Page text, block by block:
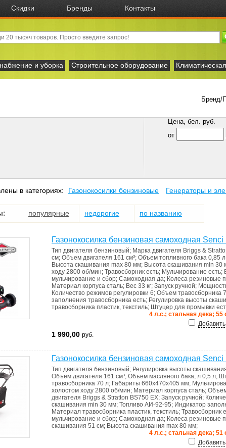
Скидки Бренды Контакты
и уборка Строительное оборудование
Бренд/
Цена, бел. руб.
от
в категориях: Газонокосилки бензиновые Генераторы и
популярные недорогие по названию
Газонокосилка бензиновая самоходная
Тип двигателя бензиновый; Марка двигателя Briggs &
см; Объем двигателя 161 см³; Объем топливного бака 0,85 л
Высота скашивания max 80 мм; Высота скашивания min 30
ходу 2800 об/мин; Травосборник есть; Мульчирование есть;
мульчирование и сбор; Самоходная да; Колеса резиновые
Материал корпуса сталь; Вес 33 кг; Запуск ручной;
Количество режимов регулировки 6; Объем травосборника
запoлнения травoсборника есть; Регулировка высоты
травосборника пластик, текстиль; Штуцер для промывки
4 л.с.; стальная дека;
1 990,00 руб.
Газонокосилка бензиновая самоходная
Тип двигателя бензиновый; Регулировка высоты
Объем двигателя 161 см³; Объем масляного бака, л 0,5 л;
травосборника 70 л; Габариты 660x470x405 мм;
холостом ходу 2800 об/мин; Материал корпуса сталь;
двигателя Briggs & Stratton BS750 EX; Запуск ручной;
скашивания min 30 мм; Топливо АИ-92-95; Индикатоp
Материал травосборника пластик, текстиль; Травосборник
мульчирование и сбор; Самоходная да; Колеса резиновые
скашивания 51 см; Высота скашивания max 80 мм;
4 л.с.; стальная дека;